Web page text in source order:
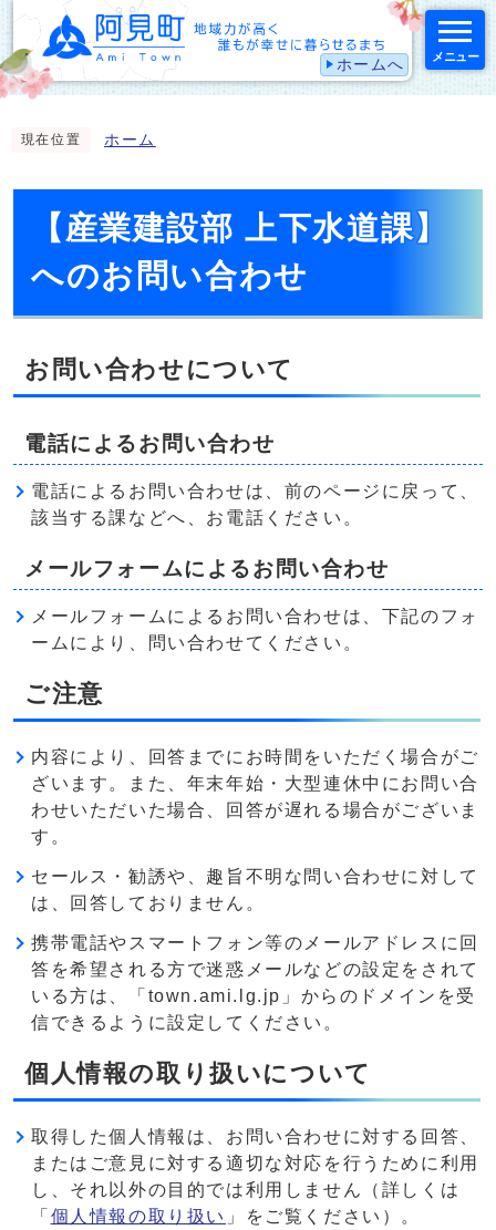
ホームへ メニュー
現在位置 ホーム
【産業建設部 上下水道課】
へのお問い合わせ
お問い合わせについて
電話によるお問い合わせ
電話によるお問い合わせは、前のページに戻って、
該当する課などへ、お電話ください。
メールフォームによるお問い合わせ
メールフォームによるお問い合わせは、下記のフォ
ームにより、問い合わせてください。
ご注意
内容により、回答までにお時間をいただく場合がご
ざいます。また、年末年始・大型連休中にお問い合
わせいただいた場合、回答が遅れる場合がございま
す。
セールス・勧誘や、趣旨不明な問い合わせに対して
は、回答しておりません。
携帯電話やスマートフォン等のメールアドレスに回
答を希望される方で迷惑メールなどの設定をされて
いる方は、「town.ami.lg.jp」からのドメインを受
信できるように設定してください。
個人情報の取り扱いについて
取得した個人情報は、お問い合わせに対する回答、
またはご意見に対する適切な対応を行うために利用
し、それ以外の目的では利用しません（詳しくは
「 個人情報の取り扱い 」をご覧ください）。